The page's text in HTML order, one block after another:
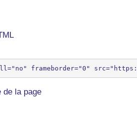
de la page